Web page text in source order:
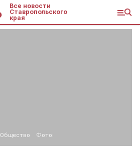
Все новости
Ставропольского
края
Общество Фото: